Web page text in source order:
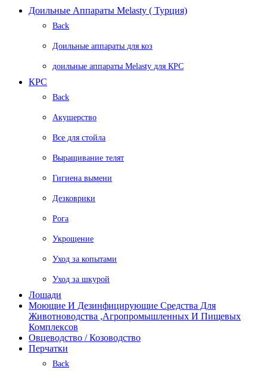
Доильные Аппараты Melasty ( Турция)
Back
Доильные аппараты для коз
доильные аппараты Melasty для КРС
КРС
Back
Акушерство
Все для стойла
Выращивание телят
Гигиена вымени
Дезковрики
Рога
Укрощение
Уход за копытами
Уход за шкурой
Лошади
Моющие И Дезинфицирующие Средства Для
Животноводства ,агропромышленных И Пищевых
Комплексов
Овцеводство / Козоводство
Перчатки
Back